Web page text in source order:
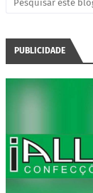
PUBLICIDADE